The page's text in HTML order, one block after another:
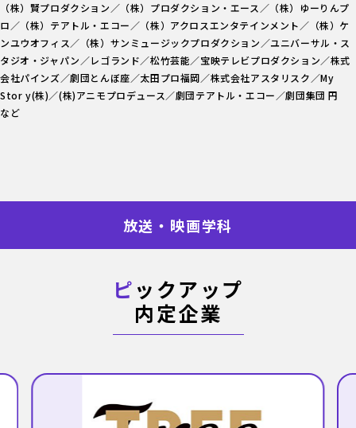
（株）賢プロダクション／（株）プロダクション・エース／（株）ゆーりんプ
ロ／（株）テアトル・エコー／（株）アクロスエンタテインメント／（株）ケ
ンユウオフィス／（株）サンミュージックプロダクション／ユニバーサル・ス
タジオ・ジャパン／レゴランド／松竹芸能／宝映テレビプロダクション／株式
会社パインズ／劇団とんぼ座／太田プロ福岡／株式会社アスタリスク／My
Stor y(株)／(株)アニモプロデュース／劇団テアトル・エコー／劇団集団 円
など
放送・映画学科
ピックアップ
内定企業